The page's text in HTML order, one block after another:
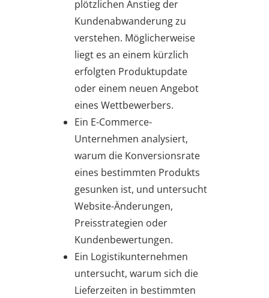
plötzlichen Anstieg der
Kundenabwanderung zu
verstehen. Möglicherweise
liegt es an einem kürzlich
erfolgten Produktupdate
oder einem neuen Angebot
eines Wettbewerbers.
Ein E-Commerce-
Unternehmen analysiert,
warum die Konversionsrate
eines bestimmten Produkts
gesunken ist, und untersucht
Website-Änderungen,
Preisstrategien oder
Kundenbewertungen.
Ein Logistikunternehmen
untersucht, warum sich die
Lieferzeiten in bestimmten